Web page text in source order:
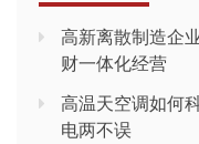
高新离散制造企
财一体化经营
高温天空调如何
电两不误